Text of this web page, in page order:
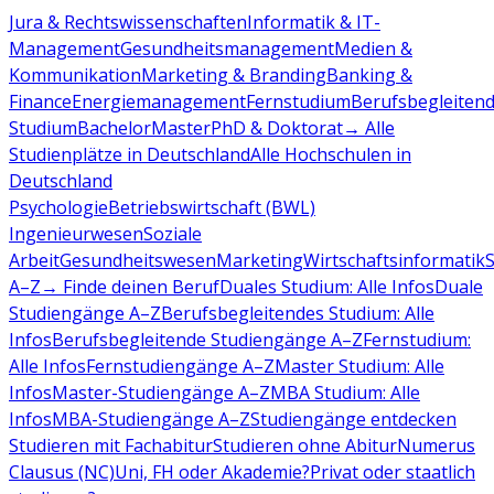
Jura & RechtswissenschaftenInformatik & IT-
ManagementGesundheitsmanagementMedien &
KommunikationMarketing & BrandingBanking &
FinanceEnergiemanagementFernstudiumBerufsbegleitend
StudiumBachelorMasterPhD & Doktorat→ Alle
Studienplätze in DeutschlandAlle Hochschulen in
Deutschland
PsychologieBetriebswirtschaft (BWL)
IngenieurwesenSoziale
ArbeitGesundheitswesenMarketingWirtschaftsinformatik
A–Z→ Finde deinen BerufDuales Studium: Alle InfosDuale
Studiengänge A–ZBerufsbegleitendes Studium: Alle
InfosBerufsbegleitende Studiengänge A–ZFernstudium:
Alle InfosFernstudiengänge A–ZMaster Studium: Alle
InfosMaster-Studiengänge A–ZMBA Studium: Alle
InfosMBA-Studiengänge A–ZStudiengänge entdecken
Studieren mit FachabiturStudieren ohne AbiturNumerus
Clausus (NC)Uni, FH oder Akademie?Privat oder staatlich